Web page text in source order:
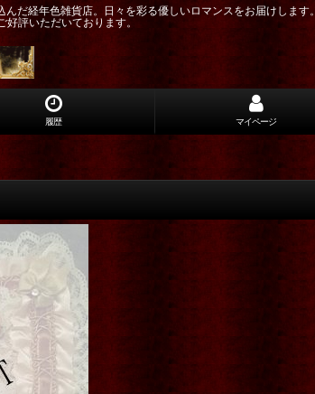
だ経年色雑貨店。日々を彩る優しいロマンスをお届けします。
評いただいております。
履歴 マイページ